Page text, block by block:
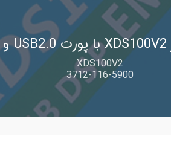
XDS100V2
3712-116-5900